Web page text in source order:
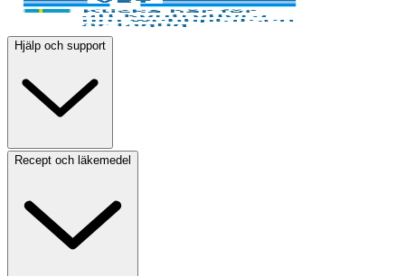
Hjälp och support
Recept och läkemedel